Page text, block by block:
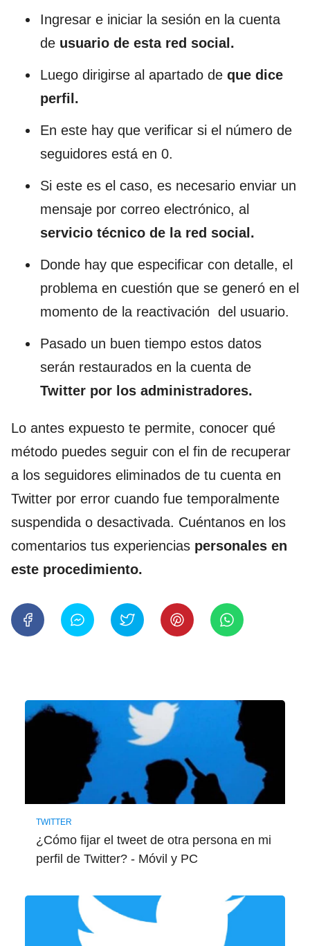
Ingresar e iniciar la sesión en la cuenta
de usuario de esta red social.
Luego dirigirse al apartado de que dice
perfil.
En este hay que verificar si el número de
seguidores está en 0.
Si este es el caso, es necesario enviar un
mensaje por correo electrónico, al
servicio técnico de la red social.
Donde hay que especificar con detalle, el
problema en cuestión que se generó en el
momento de la reactivación del usuario.
Pasado un buen tiempo estos datos
serán restaurados en la cuenta de
Twitter por los administradores.
Lo antes expuesto te permite, conocer qué
método puedes seguir con el fin de recuperar
a los seguidores eliminados de tu cuenta en
Twitter por error cuando fue temporalmente
suspendida o desactivada. Cuéntanos en los
comentarios tus experiencias personales en
este procedimiento.
TWITTER
¿Cómo fijar el tweet de otra persona en mi
perfil de Twitter? - Móvil y PC